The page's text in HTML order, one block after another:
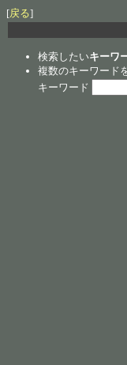
[戻る]
検索したいキーワ
複数のキーワード
キーワード